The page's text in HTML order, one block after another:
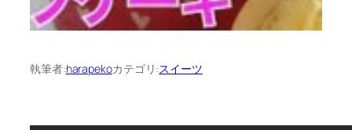
執筆者:harapekoカテゴリ:スイーツ